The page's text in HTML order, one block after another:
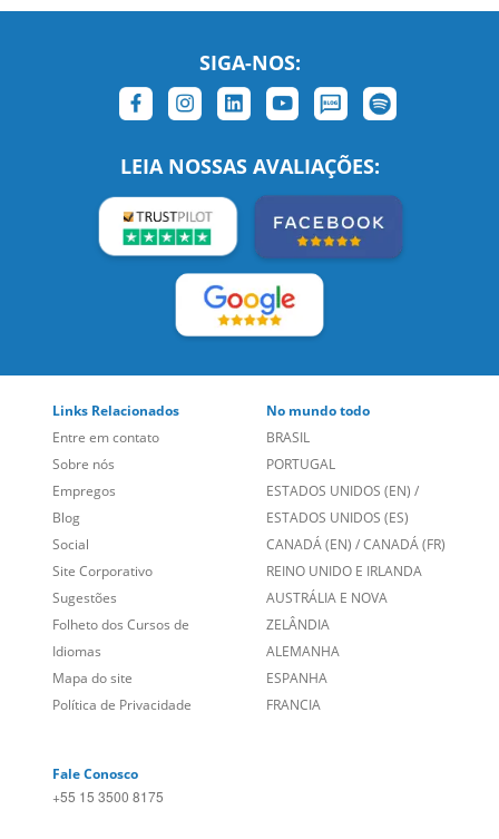
Entre em contato
Sobre nós
Empregos
Blog
Social
Site Corporativo
Sugestões
Folheto dos Cursos de
Idiomas
Mapa do site
Política de Privacidade
BRASIL
PORTUGAL
ESTADOS UNIDOS (EN)
ESTADOS UNIDOS (ES)
CANADÁ (EN)/CANADÁ (FR)
REINO UNIDO E IRLANDA
AUSTRÁLIA E NOVA
ZELÂNDIA
ALEMANHA
ESPANHA
FRANCIA
+55 15 3500 8175